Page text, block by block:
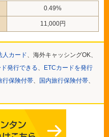
0.49%
11,000円
人カード、海外キャッシングOK、
発行できる、
ETCカードを発行
行保険付帯、 国内旅行保険付帯、